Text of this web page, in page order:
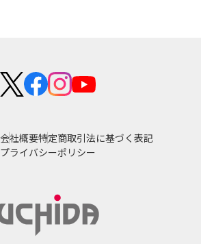
会社概要特定商取引法に基づく表記
プライバシーポリシー